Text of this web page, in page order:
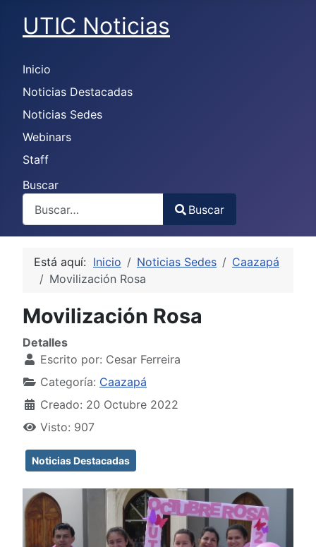
UTIC Noticias
Inicio
Noticias Destacadas
Noticias Sedes
Webinars
Staff
Buscar
Type 2 or more characters for results.
Buscar
Está aquí: Inicio Noticias Sedes
Caazapá
Movilización Rosa
Movilización Rosa
Detalles
Escrito por: Cesar Ferreira
Categoría: Caazapá
Creado: 20 Octubre 2022
Visto: 907
Noticias Destacadas